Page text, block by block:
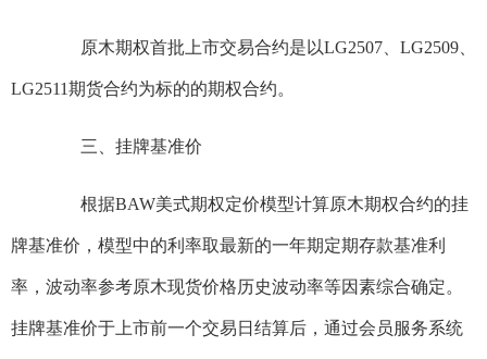
原木期权首批上市交易合约是以LG2507、LG2509、
LG2511期货合约为标的的期权合约。
三、挂牌基准价
根据BAW美式期权定价模型计算原木期权合约的挂
牌基准价，模型中的利率取最新的一年期定期存款基准利
率，波动率参考原木现货价格历史波动率等因素综合确定。
挂牌基准价于上市前一个交易日结算后，通过会员服务系统